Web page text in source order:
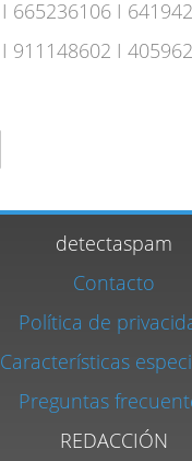
I 665236106 I
I 911148602 I
detectaspam
Contacto
Política de
Características
Preguntas
REDACCIÓN